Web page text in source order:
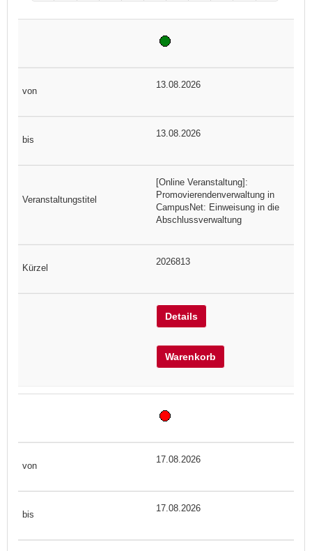
13.08.2026
13.08.2026
[Online Veranstaltung]:
Promovierendenverwaltung in
CampusNet: Einweisung in die
Abschlussverwaltung
2026813
Details
Warenkorb
17.08.2026
17.08.2026